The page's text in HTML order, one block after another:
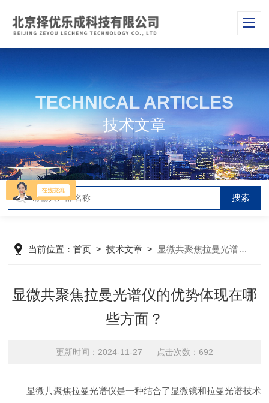
TECHNICAL ARTICLES
技术文章
当前位置：首页 >技术文章 > 显微共聚焦拉曼光谱仪的优势体现在哪些方面？
显微共聚焦拉曼光谱仪的优势体现在哪
些方面？
更新时间：2024-11-27 点击次数：692
显微共聚焦拉曼光谱仪是一种结合了显微镜和拉曼光谱技术